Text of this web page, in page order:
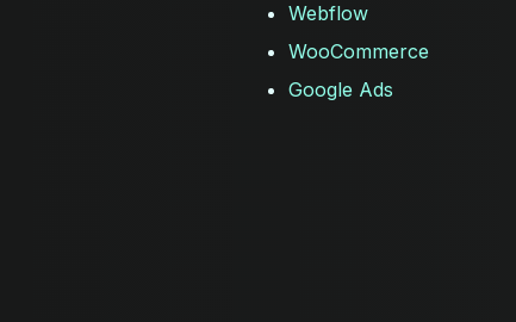
Webflow
WooCommerce
Google Ads